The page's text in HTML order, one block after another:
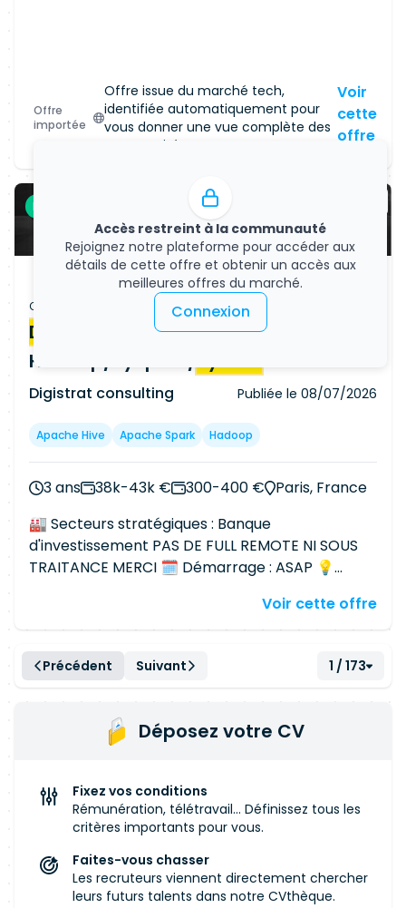
Kubernetes)
Offre
importée
Offre issue du marché tech,
identifiée automatiquement pour
vous donner une vue complète des
opportunités.
Accès restreint à la communauté
Rejoignez notre plateforme pour accéder aux
détails de cette offre et obtenir un accès aux
meilleures offres du marché.
Connexion
Voir
cette
offre
Freelance
Offre d'emploi
Développeur
Big Data
Hadoop/PySpark/Python
Digistrat consulting Publiée le 08/07/2026
Apache Hive Apache Spark Hadoop
3 ans 38k-43k € 300-400 €
Paris, France
🏭 Secteurs stratégiques : Banque
d'investissement PAS DE FULL REMOTE NI SOUS
TRAITANCE MERCI 🗓 Démarrage : ASAP 💡
programme stratégique, qui comporte plusieurs
projets d'harmonisation des processus et outils.
L'un de ces streams a pour vocation de
constituer un datalake sur une stack Hadoop,
Ce datalake a également pour vocation de
devenir la brique centrale de l'architecture du SI
qui sera en charge, en lien avec l'équipe de
production applicative / devops, de mettre en
œuvre techniquement les évolutions du
datalake. Passionné par les données, capable de
s'adapter à un environnement dynamique et en
constante évolution, le prestataire doit faire
Voir cette offre
Précédent Suivant 1 / 173
Déposez votre CV
Fixez vos conditions
Rémunération, télétravail... Définissez tous les
critères importants pour vous.
Faites-vous chasser
Les recruteurs viennent directement chercher
leurs futurs talents dans notre CVthèque.